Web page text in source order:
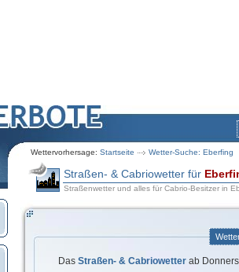
Wettervorhersage: Startseite Wetter-Suche: Eberfing
Straßen- & Cabriowetter für
Straßenwetter und alles für Cabrio-Besitzer in
Das Straßen- & Cabriowetter ab